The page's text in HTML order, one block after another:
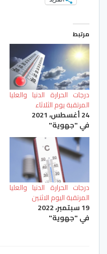
مرتبط
درجات الحرارة الدنيا والعليا
المرتقبة يوم الثلاثاء
24 أغسطس، 2021
في "جهوية"
درجات الحرارة الدنيا والعليا
المرتقبة اليوم الاثنين
19 سبتمبر، 2022
في "جهوية"